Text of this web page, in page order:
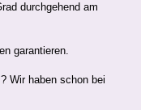
durchgehend am
garantieren.
Wir haben schon bei